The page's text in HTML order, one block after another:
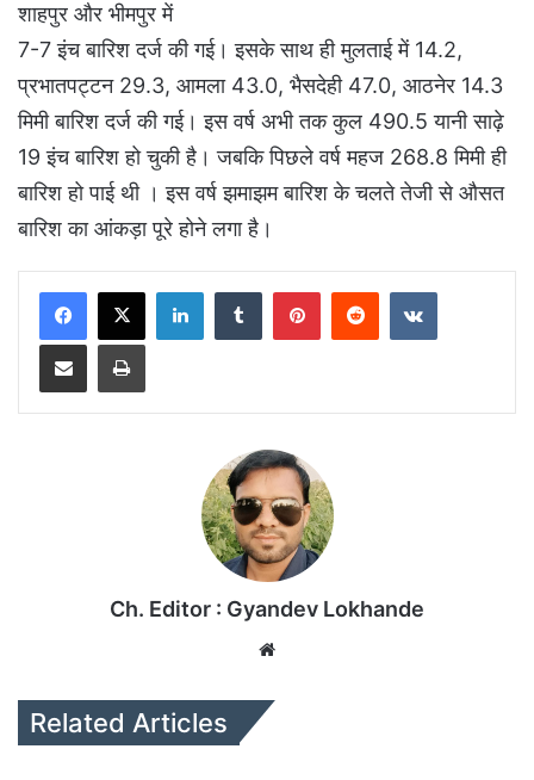
शाहपुर और भीमपुर में
7-7 इंच बारिश दर्ज की गई। इसके साथ ही मुलताई में 14.2,
प्रभातपट्टन 29.3, आमला 43.0, भैसदेही 47.0, आठनेर 14.3
मिमी बारिश दर्ज की गई। इस वर्ष अभी तक कुल 490.5 यानी साढ़े
19 इंच बारिश हो चुकी है। जबकि पिछले वर्ष महज 268.8 मिमी ही
बारिश हो पाई थी । इस वर्ष झमाझम बारिश के चलते तेजी से औसत
बारिश का आंकड़ा पूरे होने लगा है।
Ch. Editor : Gyandev Lokhande
Related Articles